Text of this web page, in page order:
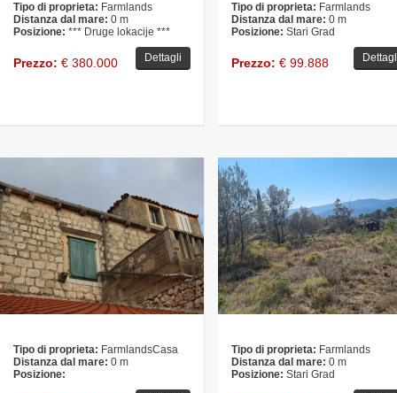
Tipo di proprieta: Farmlands
Distanza dal mare: 0 m
Posizione: *** Druge lokacije ***
Prezzo: € 380.000 Dettagli
Tipo di proprieta: Farmlands
Distanza dal mare: 0 m
Posizione: Stari Grad
Prezzo: € 99.888
Tipo di proprieta: FarmlandsCasa
Distanza dal mare: 0 m
Posizione:
Tipo di proprieta: Farmlands
Distanza dal mare: 0 m
Posizione: Stari Grad